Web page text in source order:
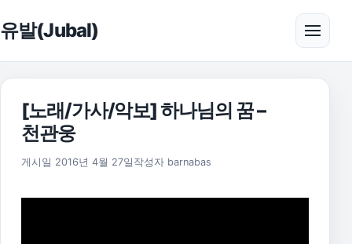
유발(Jubal) 메뉴
[노래/가사/악보] 하나님의 꿈 –
천관웅
게시일 2016년 4월 27일 2025년 11월 18일
작성자 barnabas